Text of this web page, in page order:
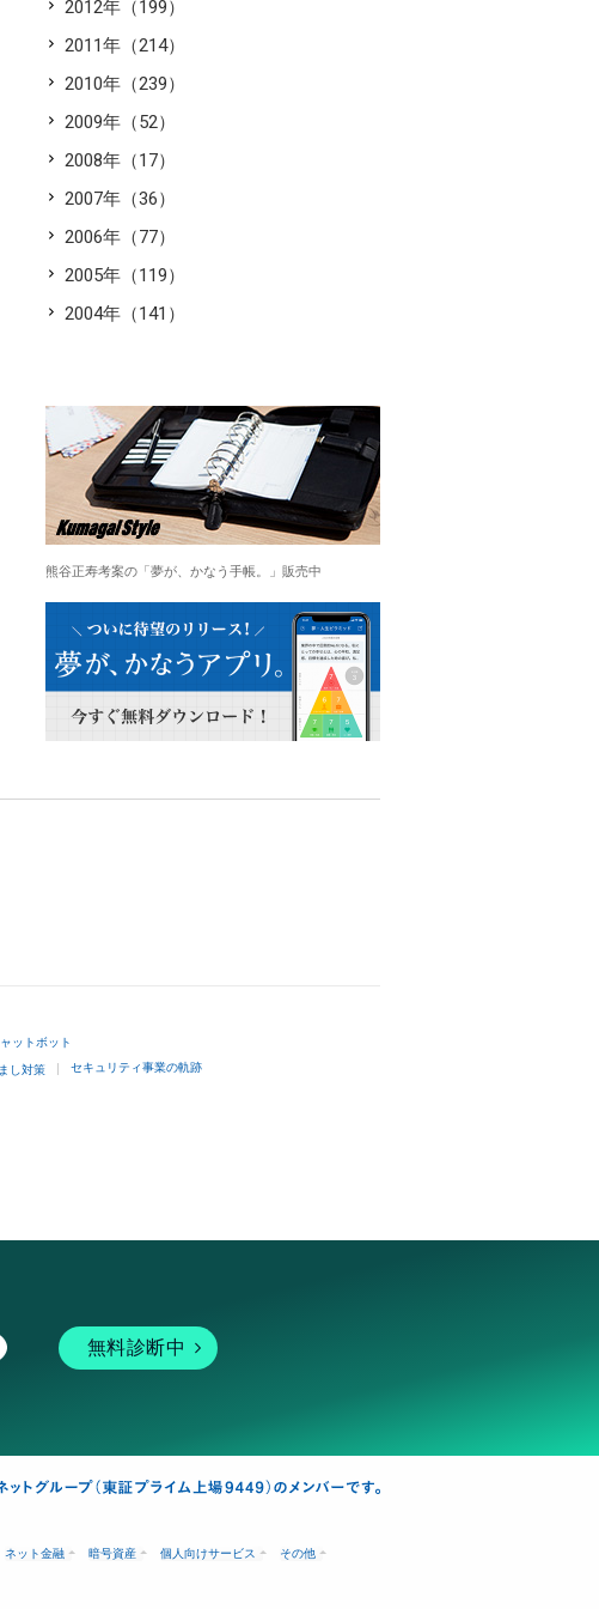
2012年（199）
2011年（214）
2010年（239）
2009年（52）
2008年（17）
2007年（36）
2006年（77）
2005年（119）
2004年（141）
熊谷正寿考案の「夢が、かなう手帳。」販売中
ットボット
し対策 セキュリティ事業の軌跡
無料診断中
ネット金融 暗号資産 個人向けサービス その他